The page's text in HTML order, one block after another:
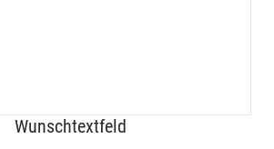
Wunschtextfeld